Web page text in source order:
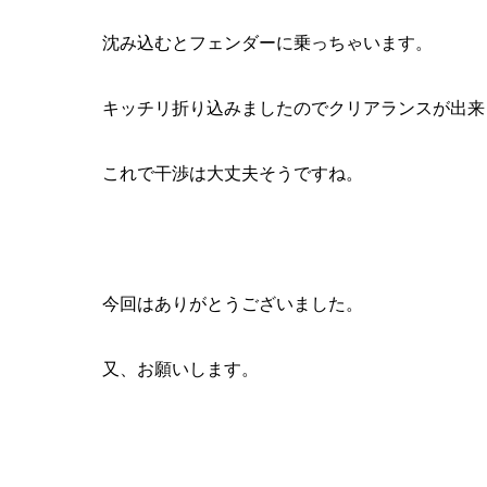
沈み込むとフェンダーに乗っちゃいます。
キッチリ折り込みましたのでクリアランスが出
これで干渉は大丈夫そうですね。
今回はありがとうございました。
又、お願いします。